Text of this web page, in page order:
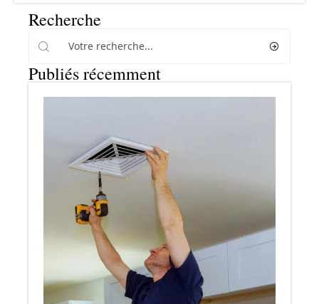
Recherche
Publiés récemment